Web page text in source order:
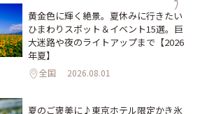
黄金色に輝く絶景。夏休みに行きたい
ひまわりスポット＆イベント15選。巨
大迷路や夜のライトアップまで【2026
年夏】
全国 2026.08.01
夏のご褒美に♪東京ホテル限定かき氷